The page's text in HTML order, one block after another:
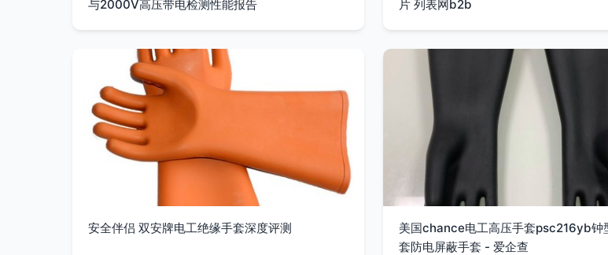
与2000V高压带电检测性能报告
片 列表网b2b
安全伴侣 双安牌电工绝缘手套深度评测
美国chance电工高压手套psc216yb钟
套防电屏蔽手套 - 爱企查